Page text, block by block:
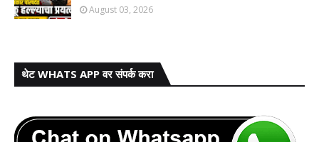
August 03, 2026
थेट WHATS APP वर संपर्क करा